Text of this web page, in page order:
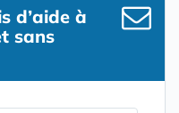
d’aide à
sans